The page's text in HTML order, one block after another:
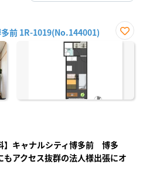
前 1R-1019(No.144001)
お気
】キャナルシティ博多前 博多
アクセス抜群の法人様出張にオ